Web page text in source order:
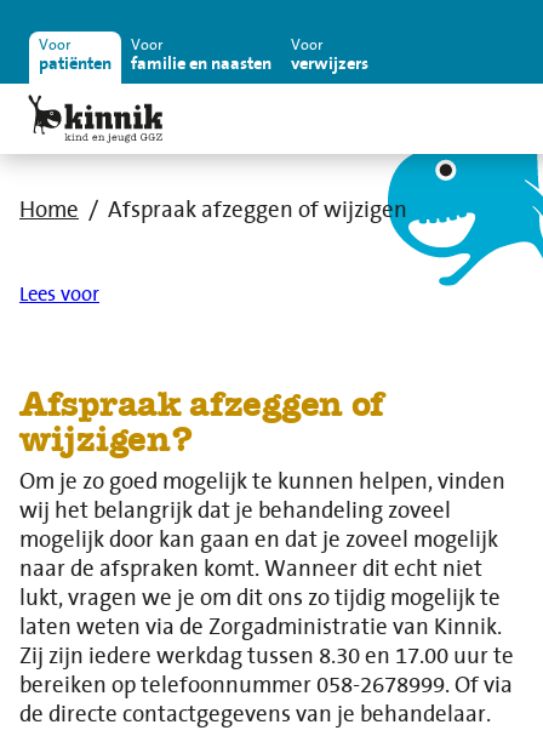
Voor
patiënten
Voor
familie en naasten
Voor
verwijzers
Home Afspraak afzeggen of wijzigen
Lees voor
Afspraak afzeggen of
wijzigen?
Om je zo goed mogelijk te kunnen helpen, vinden
wij het belangrijk dat je behandeling zoveel
mogelijk door kan gaan en dat je zoveel mogelijk
naar de afspraken komt. Wanneer dit echt niet
lukt, vragen we je om dit ons zo tijdig mogelijk te
laten weten via de Zorgadministratie van Kinnik.
Zij zijn iedere werkdag tussen 8.30 en 17.00 uur te
bereiken op telefoonnummer 058-2678999. Of via
de directe contactgegevens van je behandelaar.